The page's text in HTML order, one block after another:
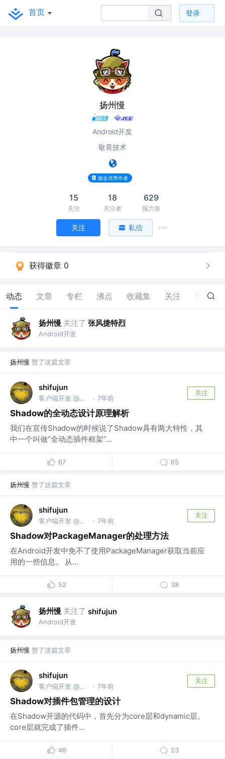
首页 登录
扬州慢
Android开发
敬畏技术
掘金优秀作者
15
关注
18
关注者
629
掘力值
关注 私信
获得徽章 0
动态 文章 专栏 沸点 收藏集 关注 40
扬州慢 关注了 张风捷特烈
Android开发
扬州慢 赞了这篇文章
shifujun
客户端开发 @腾讯 · 7年前
关注
Shadow的全动态设计原理解析
我们在宣传Shadow的时候说了Shadow具有两大特性，其
中一个叫做“全动态插件框架”...
67 65
扬州慢 赞了这篇文章
shifujun
客户端开发 @腾讯 · 7年前
关注
Shadow对PackageManager的处理方法
在Android开发中免不了使用PackageManager获取当前应
用的一些信息。 从...
52 38
扬州慢 关注了 shifujun
Android开发
扬州慢 赞了这篇文章
shifujun
客户端开发 @腾讯 · 7年前
关注
Shadow对插件包管理的设计
在Shadow开源的代码中，首先分为core层和dynamic层。
core层就完成了插件...
46 23